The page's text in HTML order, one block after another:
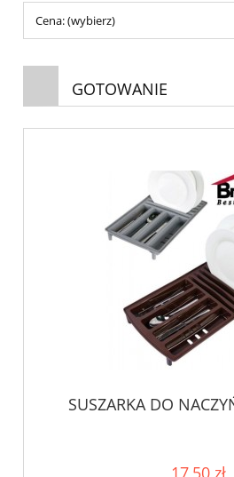
Cena: (wybierz)
GOTOWANIE
SUSZARKA DO
17,50 zł